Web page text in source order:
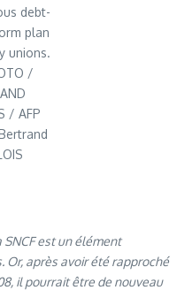
debt-
plan
unions.
/
/ AFP
est un élément
après avoir été rapproché
il pourrait être de nouveau